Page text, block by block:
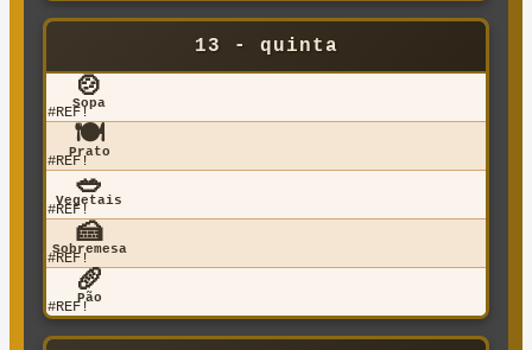
13 - quinta
🍲
Sopa
#REF!
🍽️
Prato
#REF!
🥗
Vegetais
#REF!
🍰
Sobremesa
#REF!
🥖
Pão
#REF!